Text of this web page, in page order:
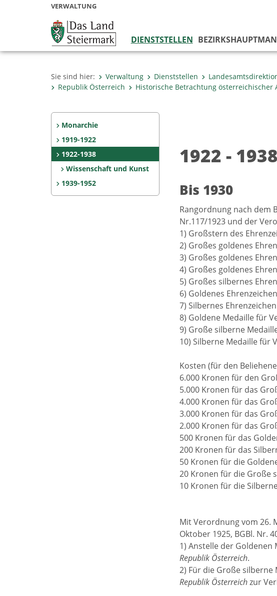
VERWALTUNG
DIENSTSTELLEN
Sie sind hier: Verwaltung Dienststellen
Republik Österreich
Historische Betrachtung österreichischer
Monarchie
1919-1922
1922-1938
Wissenschaft und Kunst
1939-1952
1922 - 1938
Bis 1930
Rangordnung nach dem
Nr.117/1923 und der
1) Großstern des
2) Großes goldenes
3) Großes goldenes
4) Großes goldenes
5) Großes silbernes
6) Goldenes
7) Silbernes
8) Goldene Medaille für
9) Große silberne
10) Silberne Medaille für
Kosten (für den
6.000 Kronen für den
5.000 Kronen für das
4.000 Kronen für das
3.000 Kronen für das
2.000 Kronen für das
500 Kronen für das
200 Kronen für das
50 Kronen für die
20 Kronen für die Große
10 Kronen für die
Mit Verordnung vom 26.
Oktober 1925, BGBl. Nr.
1) Anstelle der
Republik Österreich.
2) Für die Große
Republik Österreichzur